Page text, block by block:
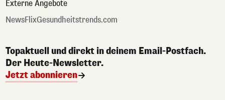
Externe Angebote
NewsFlixGesundheitstrends.com
Topaktuell und direkt in deinem Email-Postfach.
Der Heute-Newsletter.
Jetzt abonnieren